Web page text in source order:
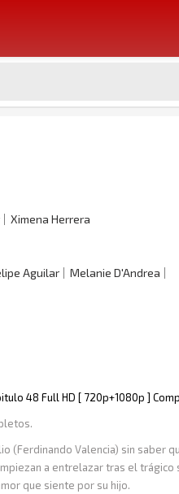
Ximena Herrera
Aguilar
Melanie D'Andrea
48 Full HD [ 720p+1080p ]
(Ferdinando Valencia) sin saber
a entrelazar tras el
que siente por su hijo.